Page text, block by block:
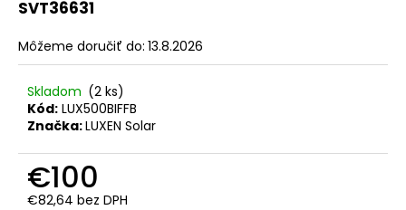
SVT36631
Môžeme doručiť do: 13.8.2026
Skladom (2 ks)
Kód: LUX500BIFFB
Značka:LUXEN Solar
€100
€82,64 bez DPH
d
o
r
ú
č
a
m
e